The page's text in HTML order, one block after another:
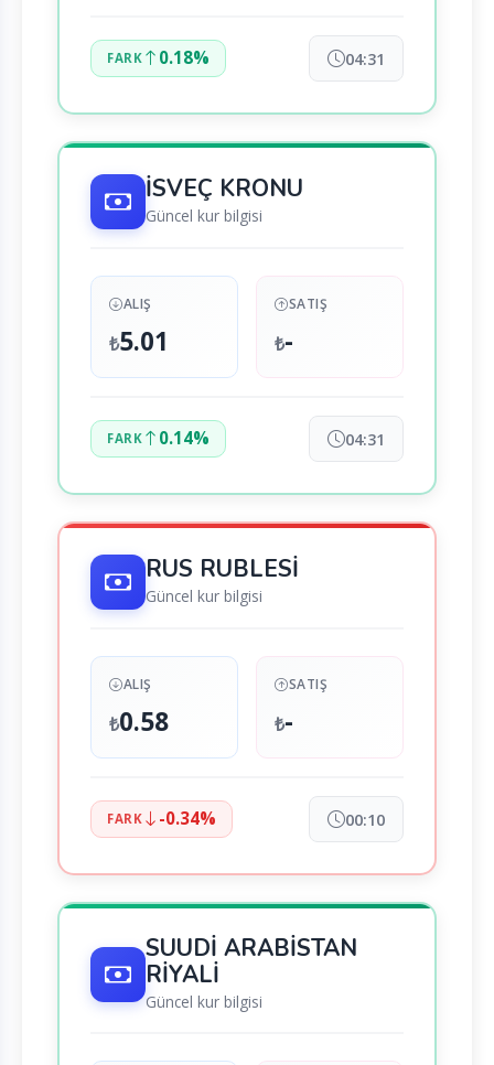
FARK 0.18% 04:31
İSVEÇ KRONU
Güncel kur bilgisi
ALIŞ
₺5.01
SATIŞ
₺-
FARK 0.14% 04:31
RUS RUBLESİ
Güncel kur bilgisi
ALIŞ
₺0.58
SATIŞ
₺-
FARK -0.34% 00:10
SUUDİ ARABİSTAN
RİYALİ
Güncel kur bilgisi